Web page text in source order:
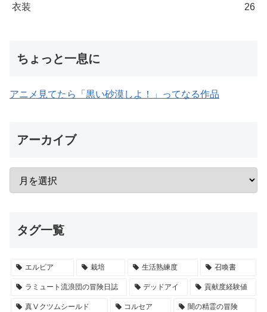
衣装 26
ちょっと一息に
アニメ見てたら「黒い砂漠しよ！」ってなる作品
アーカイブ
タグ一覧
エルビア 栽培 生活熟練度 召喚書
ラミュート流浪団の冒険日誌 デッドアイ 貢献度経験値
真Ⅴクツムシールド コルセア 闇の精霊の冒険